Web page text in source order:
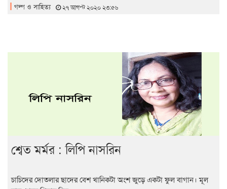
গল্প ও সাহিত্য ২৭ আগস্ট ২০২০ ২৩:৫৬
শ্বেত মর্মর : লিপি নাসরিন
চাচিদের দোতলার ছাদের বেশ খানিকটা অংশ জুড়ে একটা ফুল বাগান। মূল